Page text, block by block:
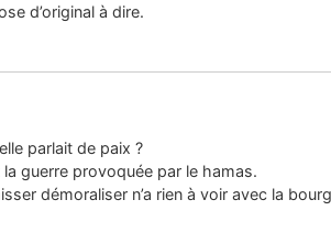
d’original à dire.
parlait de paix ?
guerre provoquée par le hamas.
démoraliser n’a rien à voir avec la